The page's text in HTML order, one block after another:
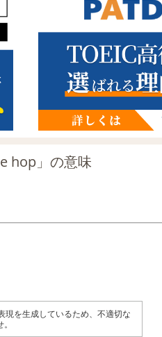
hop」の意味
現を生成しているため、不適切な